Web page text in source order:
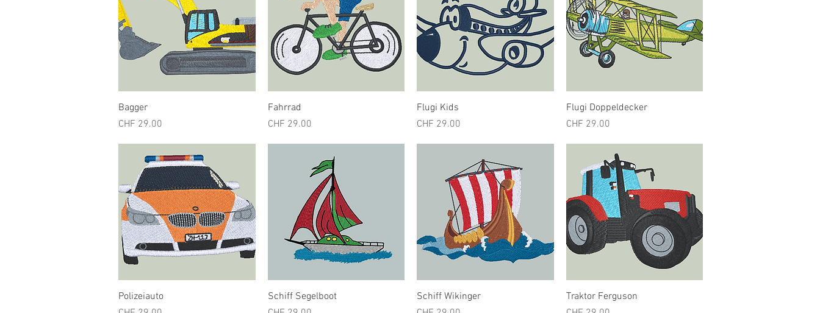
Bagger
Preis
CHF 29.00
Fahrrad
Preis
CHF 29.00
Schnellansicht
Flugi Kids
Preis
CHF 29.00
Schnellansicht
Flugi Doppeldecker
Preis
CHF 29.00
Schnellansicht
Polizeiauto
Schnellansicht
Schiff Segelboot
Schnellansicht
Schiff Wikinger
Schnellansicht
Traktor Ferguson